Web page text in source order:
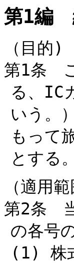
第1編
（目的)
第1条
る、IC
いう。
もって
とする。
（適用範
第2条
の各号
(1) 株